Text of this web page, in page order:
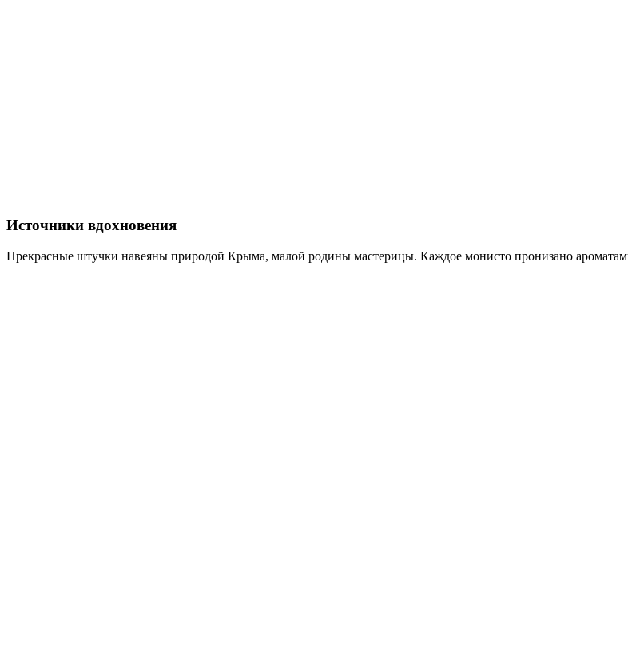
Источники вдохновения
Прекрасные штучки навеяны природой Крыма, малой родины мастерицы. Каждое монисто пронизано